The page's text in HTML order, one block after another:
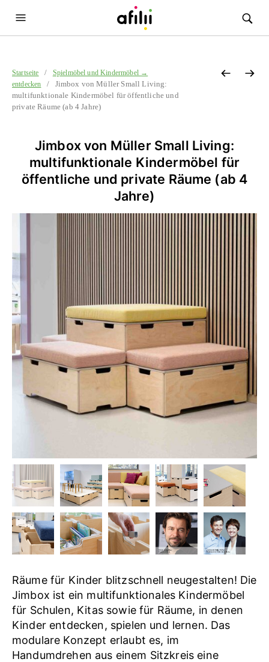
Startseite /
Spielmöbel und Kindermöbel →
entdecken
/ Jimbox von Müller Small Living:
multifunktionale Kindermöbel für öffentliche und
private Räume (ab 4 Jahre)
Jimbox von Müller Small Living:
multifunktionale Kindermöbel für
öffentliche und private Räume (ab 4
Jahre)
Räume für Kinder blitzschnell neugestalten! Die
Jimbox ist ein multifunktionales Kindermöbel
für Schulen, Kitas sowie für Räume, in denen
Kinder entdecken, spielen und lernen. Das
modulare Konzept erlaubt es, im
Handumdrehen aus einem Sitzkreis eine